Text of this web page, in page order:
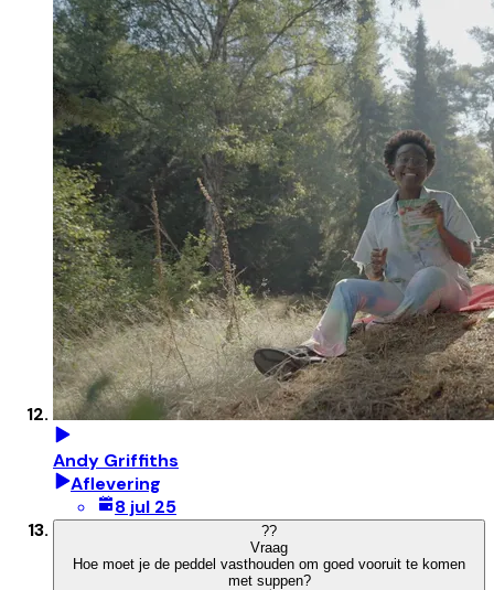
Andy Griffiths
Aflevering
8 jul 25
??
Vraag
Hoe moet je de peddel vasthouden om goed vooruit te komen
met suppen?